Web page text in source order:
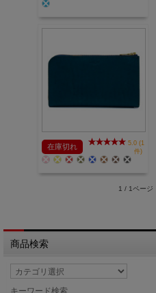
在庫切れ
5.0 (1
件)
1 / 1ページ
商品検索
キーワード検索